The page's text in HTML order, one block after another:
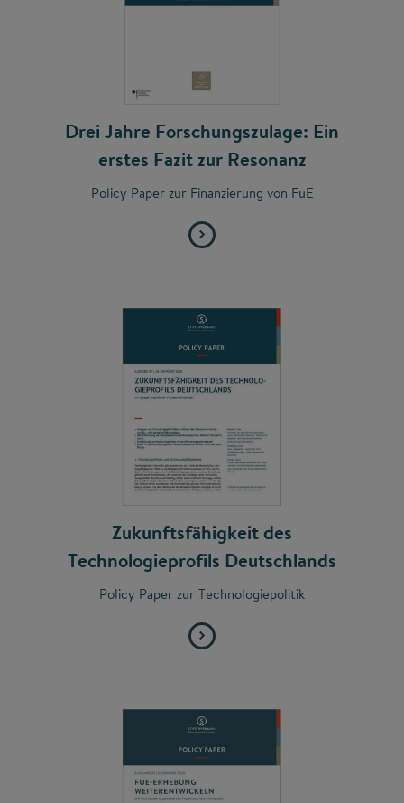
Drei Jahre Forschungszulage: Ein
erstes Fazit zur Resonanz
Policy Paper zur Finanzierung von FuE
Zukunftsfähigkeit des
Technologieprofils Deutschlands
Policy Paper zur Technologiepolitik